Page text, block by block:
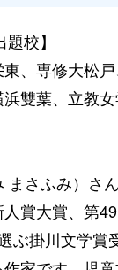
校】
、専修大松戸
浜雙葉、立教
まさふみ）さ
賞大賞、第
ぶ掛川文学賞